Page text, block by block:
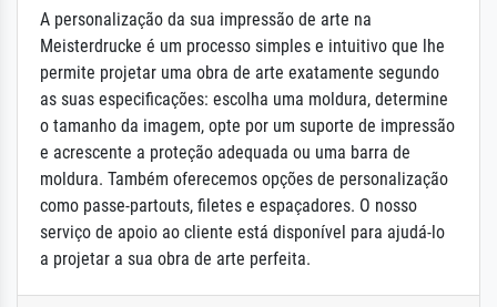
A personalização da sua impressão de arte na
Meisterdrucke é um processo simples e intuitivo que lhe
permite projetar uma obra de arte exatamente segundo
as suas especificações: escolha uma moldura, determine
o tamanho da imagem, opte por um suporte de impressão
e acrescente a proteção adequada ou uma barra de
moldura. Também oferecemos opções de personalização
como passe-partouts, filetes e espaçadores. O nosso
serviço de apoio ao cliente está disponível para ajudá-lo
a projetar a sua obra de arte perfeita.